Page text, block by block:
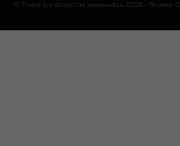
© Todos los derechos reservados 2018 - Revista